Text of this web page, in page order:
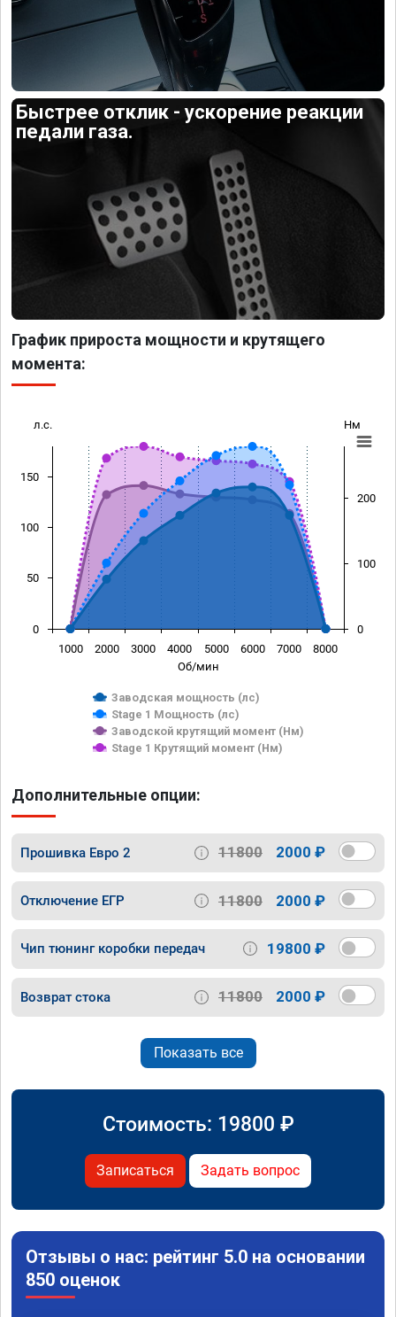
Быстрее отклик - ускорение реакции
педали газа.
График прироста мощности и крутящего
момента:
Об/мин
л.с. Нм
Заводская мощность (лс)
Stage 1 Мощность (лс)
Заводской крутящий момент (Нм)
Stage 1 Крутящий момент (Нм)
1000 2000 3000 4000 5000 6000 7000 8000
0
50
100
150
0
100
200
Дополнительные опции:
Прошивка Евро 2 11800 2000 ₽
Отключение ЕГР 11800 2000 ₽
Чип тюнинг коробки передач 19800 ₽
Возврат стока 11800 2000 ₽
Показать все
Стоимость: 19800 ₽
Записаться Задать вопрос
Отзывы о нас: рейтинг 5.0 на основании
850 оценок